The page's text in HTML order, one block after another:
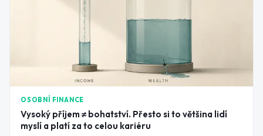
OSOBNÍ FINANCE
Vysoký příjem ≠ bohatství. Přesto si to většina lidí
myslí a platí za to celou kariéru